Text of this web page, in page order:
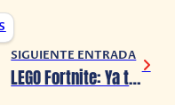
SIGUIENTE ENTRADA
LEGO Fortnite: Ya tenemos el avance del nuevo modo de crafteo